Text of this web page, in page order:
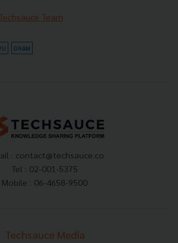
Techsauce Team
DRAM
: contact@techsauce.co
Tel : 02-001-5375
Mobile : 06-4658-9500
Techsauce Media